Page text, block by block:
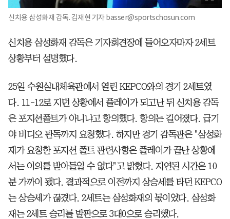
신치용 삼성화재 감독. 김재현 기자 basser@sportschosun.com
신치용 삼성화재 감독은 기자회견장에 들어오자마자 2세트
상황부터 설명했다.
25일 수원실내체육관에서 열린 KEPCO와의 경기 2세트였
다. 11-12로 지던 상황에서 플레이가 되고난 뒤 신치용 감독
은 포지션폴트가 아니냐고 항의했다. 항의는 길어졌다. 급기
야 비디오 판독까지 요청했다. 하지만 경기 감독관은 "삼성화
재가 요청한 포지션 폴트 관련사항은 플레이가 끝난 상황에
서는 이의를 받아들일 수 없다"고 밝혔다. 지연된 시간은 10
분 가까이 됐다. 결과적으로 이전까지 상승세를 타던 KEPCO
는 상승세가 끊겼다. 2세트는 삼성화재의 몫이었다. 삼성화
재는 2세트 승리를 발판으로 3대0으로 승리했다.